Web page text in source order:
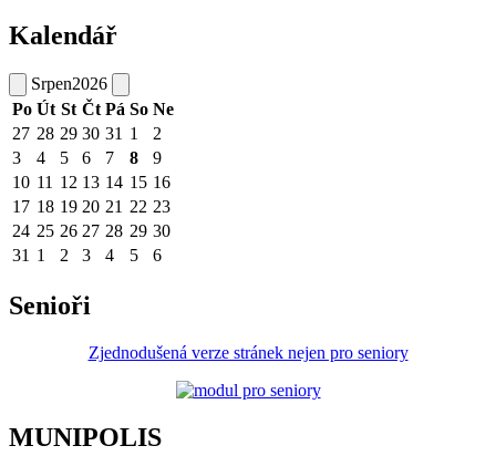
Kalendář
Srpen2026
Po Út St Čt Pá So Ne
27 28 29 30 31 1
2
3
4 5 6 7 8
9
10 11 12 13 14 15 16
17 18 19 20 21 22 23
24 25 26 27 28 29 30
31 1 2 3 4 5 6
Senioři
Zjednodušená verze stránek nejen pro seniory
MUNIPOLIS